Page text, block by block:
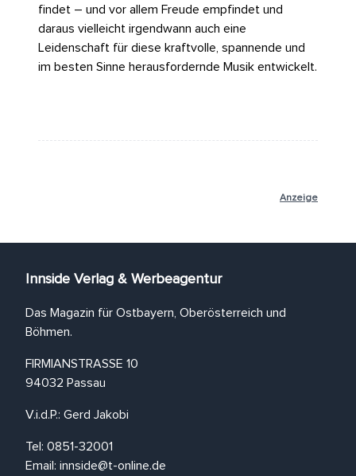
findet – und vor allem Freude empfindet und
daraus vielleicht irgendwann auch eine
Leidenschaft für diese kraftvolle, spannende und
im besten Sinne herausfordernde Musik entwickelt.
Anzeige
Innside Verlag & Werbeagentur
Das Magazin für Ostbayern, Oberösterreich und
Böhmen.
FIRMIANSTRASSE 10
94032 Passau
V.i.d.P.: Gerd Jakobi
Tel: 0851-32001
Email: innside@t-online.de